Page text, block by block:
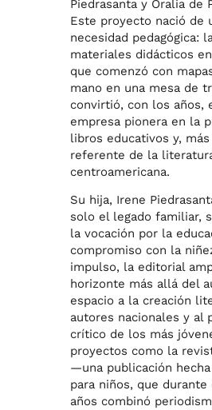
Piedrasanta y Oralia de
Este proyecto nació de
necesidad pedagógica:
materiales didácticos
que comenzó con
mano en una mesa de
convirtió, con los años,
empresa pionera en la
libros educativos y,
referente de la
centroamericana.
Su hija, Irene
solo el legado familiar,
la vocación por la
compromiso con la
impulso, la editorial
horizonte más allá del
espacio a la creación
autores nacionales y al
crítico de los más
proyectos como la
—una publicación
para niños, que durante
años combinó